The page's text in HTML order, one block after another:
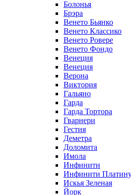
Болонья
Брэра
Венето Бьянко
Венето Классико
Венето Ровере
Венето Фондо
Венеция
Венеция
Верона
Виктория
Гальяно
Гарда
Гарда Тортора
Гварнери
Гестия
Деметра
Доломита
Имола
Инфинити
Инфинити
Искья Зеленая
Йорк